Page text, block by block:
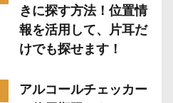
きに探す方法！位置情
報を活用して、片耳だ
けでも探せます！
アルコールチェッカー